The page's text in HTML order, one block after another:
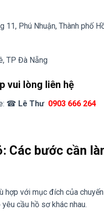
11, Phú Nhuận, Thành phố
TP Đà Nẵng
vui lòng liên hệ
☎ Lê Thư 0903 666 264
Các bước cần
với mục đích của
cầu hồ sơ khác nhau.